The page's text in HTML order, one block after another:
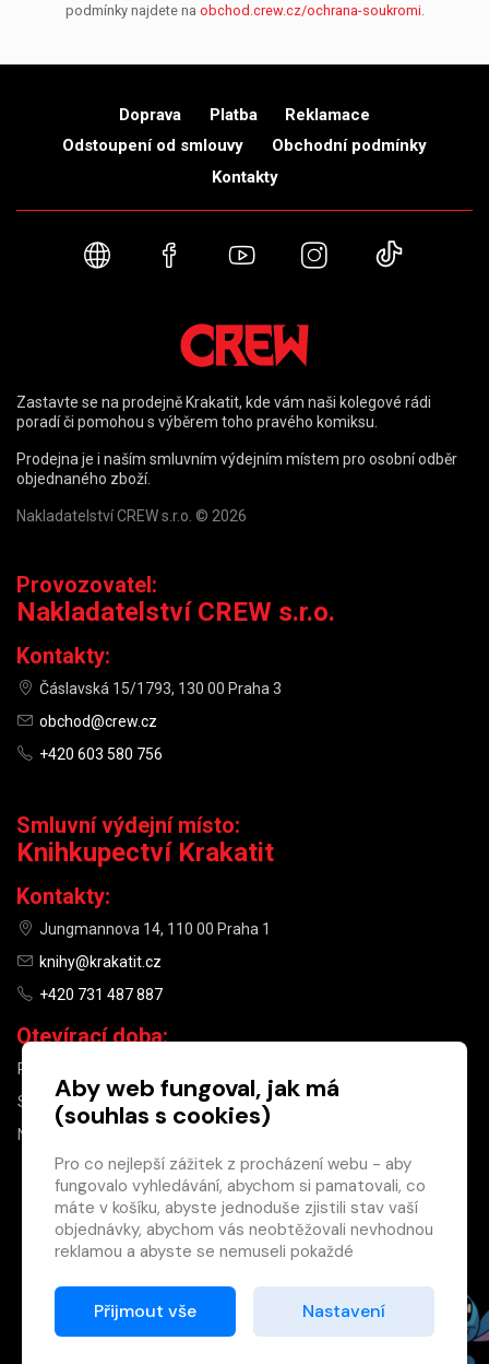
podmínky najdete na obchod.crew.cz/ochrana-soukromi.
×
Máte u nás již
registrovaný
účet?
Registrací získáte slevu
na zboží ve výši 15 %
Doprava Platba
Reklamace
Odstoupení od smlouvy
Obchodní podmínky
Kontakty
Webové stránky
FacebookYouTubeInstagram
Zastavte se na prodejně Krakatit, kde vám naši kolegové rádi
poradí či pomohou s výběrem toho pravého komiksu.
Prodejna je i naším smluvním výdejním místem pro osobní odběr
objednaného zboží.
Nakladatelství CREW s.r.o. © 2026
Provozovatel:
Nakladatelství CREW s.r.o.
Kontakty:
Čáslavská 15/1793, 130 00 Praha 3
obchod@crew.cz
+420 603 580 756
Smluvní výdejní místo:
Knihkupectví Krakatit
Kontakty:
Jungmannova 14, 110 00 Praha 1
knihy@krakatit.cz
+420 731 487 887
Otevírací doba:
PO–PÁ
SO
10:00–13:00
NE
Aby web fungoval, jak má
(souhlas s cookies)
Pro co nejlepší zážitek z procházení webu - aby
fungovalo vyhledávání, abychom si pamatovali, co
máte v košíku, abyste jednoduše zjistili stav vaší
objednávky, abychom vás neobtěžovali nevhodnou
reklamou a abyste se nemuseli pokaždé
Proto od vás potřebujeme souhlas se
zpracováním souborů cookies
Přijmout vše Nastavení